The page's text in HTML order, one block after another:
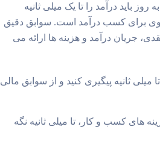
باید درآمد را تا یک میلی ثانیه
قوی برای کسب درآمد است. سوابق دقیق
جریان درآمد و هزینه ها ارائه می
ثانیه پیگیری کنید و از سوابق مالی
های کسب و کار، تا میلی ثانیه نگه